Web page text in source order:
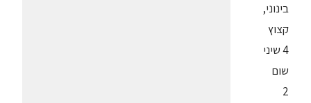
בינוני,
קצוץ
4 שיני
שום
2